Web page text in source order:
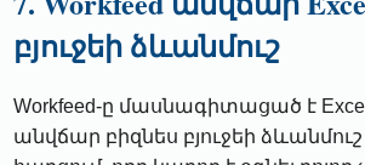
բյուջեի ձևանմուշ
Workfeed-ը մասնագիտացած է
անվճար բիզնես բյուջեի